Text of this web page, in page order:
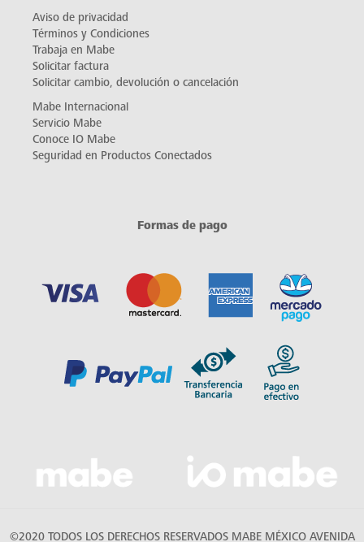
Aviso de privacidad
Términos y Condiciones
Trabaja en Mabe
Solicitar factura
Solicitar cambio, devolución o cancelación
Mabe Internacional
Servicio Mabe
Conoce IO Mabe
Seguridad en Productos Conectados
Formas de pago
©2020 TODOS LOS DERECHOS RESERVADOS MABE MÉXICO AVENIDA